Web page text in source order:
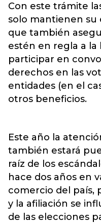
Con este trámite
solo mantienen su
que también
estén en regla a la
participar en
derechos en las
entidades (en el
otros beneficios.
Este año la
también estará
raíz de los
hace dos años en
comercio del país,
y la afiliación se
de las elecciones